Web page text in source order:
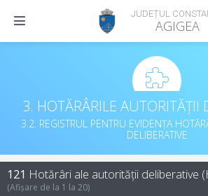
JUDEȚUL
AGIGEA
3. HOTĂRÂRILE AUTORITĂȚII
3.2. REGISTRUL PENTRU EVIDENȚA
DELIBERATIVE
121 Hotărâri ale autorității deliberative
(Afișare de la 1 la 20)